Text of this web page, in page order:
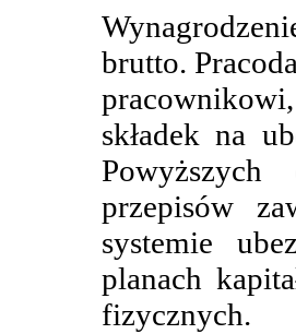
brutto.
składek na
przepisów
systemie
planach
fizycznych.